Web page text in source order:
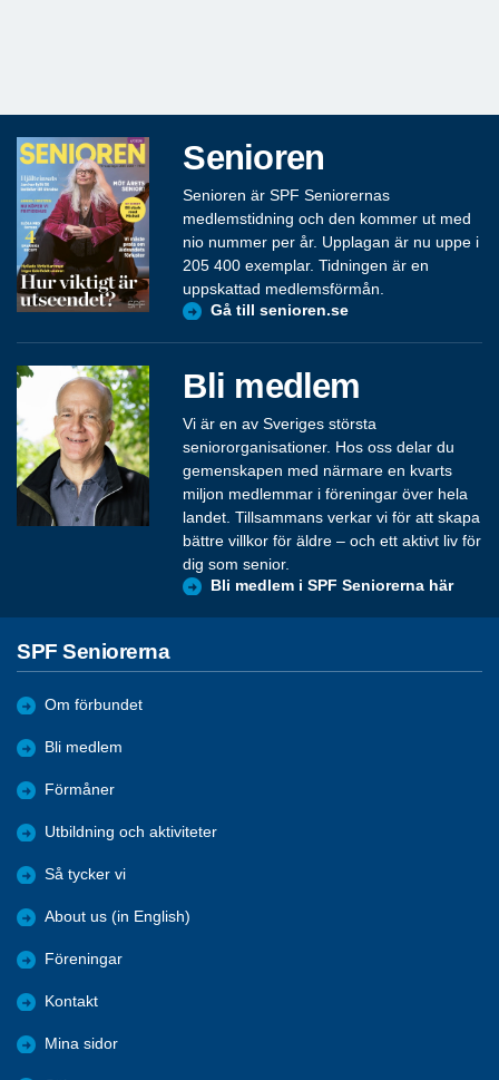
Senioren
Senioren är SPF Seniorernas
medlemstidning och den kommer ut med
nio nummer per år. Upplagan är nu uppe i
205 400 exemplar. Tidningen är en
uppskattad medlemsförmån.
Gå till senioren.se
Bli medlem
Vi är en av Sveriges största
seniororganisationer. Hos oss delar du
gemenskapen med närmare en kvarts
miljon medlemmar i föreningar över hela
landet. Tillsammans verkar vi för att skapa
bättre villkor för äldre – och ett aktivt liv för
dig som senior.
Bli medlem i SPF Seniorerna här
SPF Seniorerna
Om förbundet
Bli medlem
Förmåner
Utbildning och aktiviteter
Så tycker vi
About us (in English)
Föreningar
Kontakt
Mina sidor